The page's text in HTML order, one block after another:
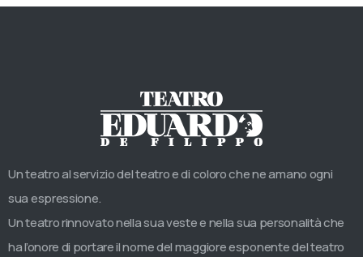
Un teatro al servizio del teatro e di coloro che ne amano ogni
sua espressione.
Un teatro rinnovato nella sua veste e nella sua personalità che
ha l’onore di portare il nome del maggiore esponente del teatro